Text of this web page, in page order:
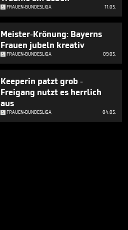
FRAUEN-BUNDESLIGA 11.05.
Meister-Krönung: Bayerns
Frauen jubeln kreativ
FRAUEN-BUNDESLIGA 09.05.
Keeperin patzt grob -
Freigang nutzt es herrlich
aus
FRAUEN-BUNDESLIGA 04.05.